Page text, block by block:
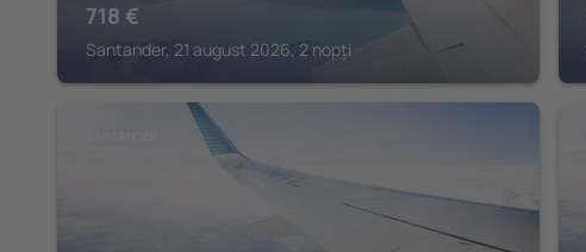
718 €
Santander, 21 august 2026, 2 nopți